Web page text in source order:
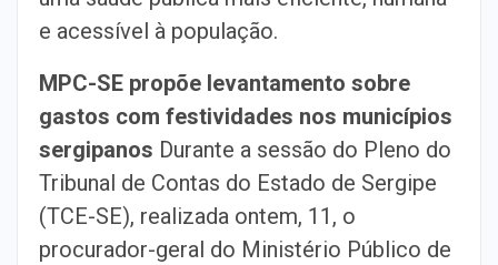
e acessível à população.
MPC-SE propõe levantamento sobre
gastos com festividades nos municípios
sergipanos Durante a sessão do Pleno do
Tribunal de Contas do Estado de Sergipe
(TCE-SE), realizada ontem, 11, o
procurador-geral do Ministério Público de